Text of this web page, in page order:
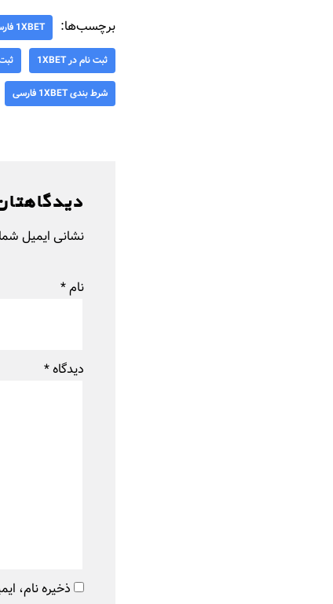
برچسب‌ها: 1XBET فارسی
ثبت نام در 1XBET
شرط بندی 1XBET فارسی
نشانی ایمیل
نام*
دیدگاه*
ذخیره نام،